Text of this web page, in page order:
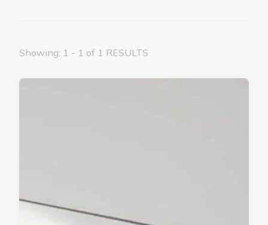
Showing: 1 - 1 of 1 RESULTS